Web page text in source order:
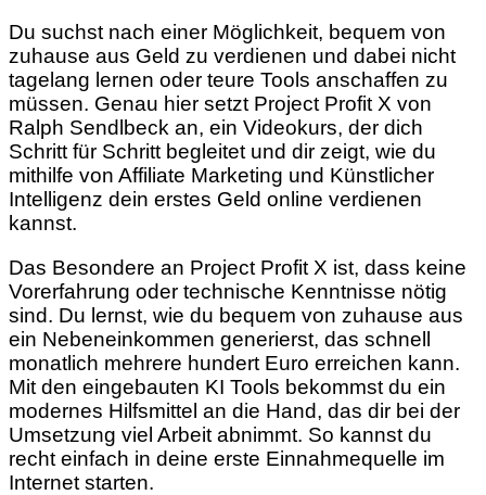
Du suchst nach einer Möglichkeit, bequem von
zuhause aus Geld zu verdienen und dabei nicht
tagelang lernen oder teure Tools anschaffen zu
müssen. Genau hier setzt Project Profit X von
Ralph Sendlbeck an, ein Videokurs, der dich
Schritt für Schritt begleitet und dir zeigt, wie du
mithilfe von Affiliate Marketing und Künstlicher
Intelligenz dein erstes Geld online verdienen
kannst.
Das Besondere an Project Profit X ist, dass keine
Vorerfahrung oder technische Kenntnisse nötig
sind. Du lernst, wie du bequem von zuhause aus
ein Nebeneinkommen generierst, das schnell
monatlich mehrere hundert Euro erreichen kann.
Mit den eingebauten KI Tools bekommst du ein
modernes Hilfsmittel an die Hand, das dir bei der
Umsetzung viel Arbeit abnimmt. So kannst du
recht einfach in deine erste Einnahmequelle im
Internet starten.